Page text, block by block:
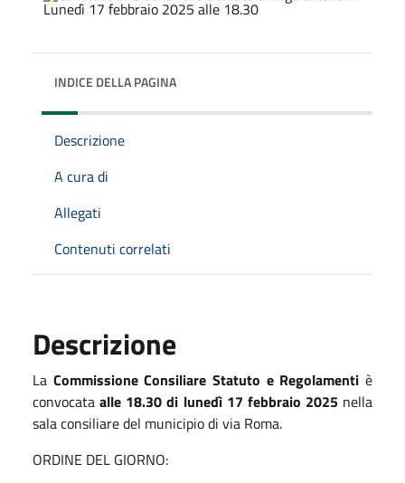
INDICE DELLA PAGINA
Descrizione
A cura di
Allegati
Contenuti correlati
Descrizione
La Commissione Consiliare Statuto e Regolamentiè
convocataalle 18.30 di lunedì 17 febbraio 2025nella
sala consiliare del municipio di via Roma.
ORDINE DEL GIORNO: